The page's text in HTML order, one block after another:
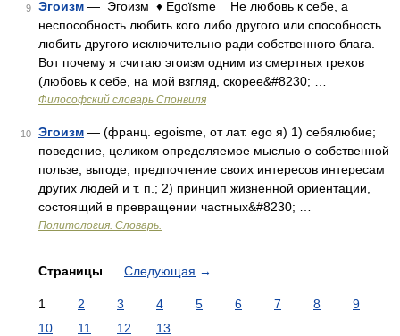
9 Эгоизм — Эгоизм ♦ Egoïsme Не любовь к себе, а
неспособность любить кого либо другого или способность
любить другого исключительно ради собственного блага.
Вот почему я считаю эгоизм одним из смертных грехов
(любовь к себе, на мой взгляд, скорее&#8230; …
Философский словарь Спонвиля
10 Эгоизм — (франц. egoisme, от лат. ego я) 1) себялюбие;
поведение, целиком определяемое мыслью о собственной
пользе, выгоде, предпочтение своих интересов интересам
других людей и т. п.; 2) принцип жизненной ориентации,
состоящий в превращении частных&#8230; …
Политология. Словарь.
Страницы Следующая →
1 2 3 4 5 6 7 8
9
10
11 12 13